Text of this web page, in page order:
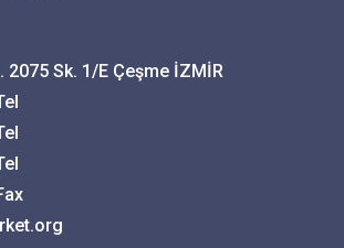
2075 Sk. 1/E Çeşme İZMİR